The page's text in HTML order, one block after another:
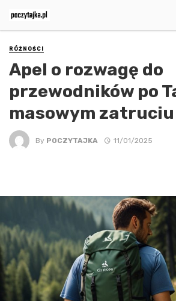
RÓŻNOŚCI
Apel o rozwagę do
przewodników po
masowym
By POCZYTAJKA 11/01/2025